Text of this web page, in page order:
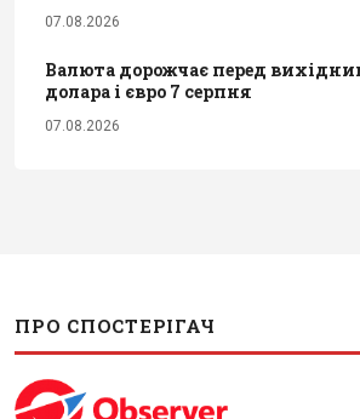
07.08.2026
Валюта дорожчає перед
долара і євро 7 серпня
07.08.2026
ПРО СПОСТЕРІГАЧ